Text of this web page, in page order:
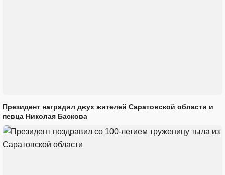
Президент наградил двух жителей Саратовской области и
певца Николая Баскова